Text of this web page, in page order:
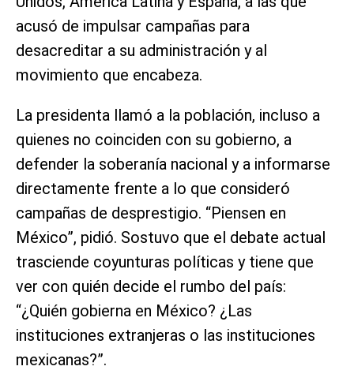
acusó de impulsar campañas para
desacreditar a su administración y al
movimiento que encabeza.
La presidenta llamó a la población, incluso a
quienes no coinciden con su gobierno, a
defender la soberanía nacional y a informarse
directamente frente a lo que consideró
campañas de desprestigio. “Piensen en
México”, pidió. Sostuvo que el debate actual
trasciende coyunturas políticas y tiene que
ver con quién decide el rumbo del país:
“¿Quién gobierna en México? ¿Las
instituciones extranjeras o las instituciones
mexicanas?”.